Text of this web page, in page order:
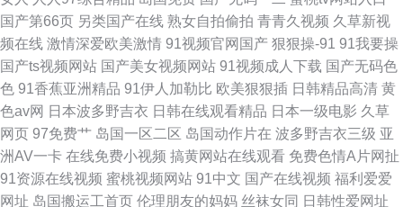
国产第66页 另类国产在线 熟女自拍偷拍 青青久视频 久草新视
频在线 激情深爱欧美激情 91视频官网国产 狠狠操-91 91我要操
国产ts视频网站 国产美女视频网站 91视频成人下载 国产无码色
色 91香蕉亚洲精品 91伊人加勒比 欧美狠狠插 日韩精品高清 黄
色av网 日本波多野吉衣 日韩在线观看精品 日本一级电影 久草
网页 97免费艹 岛国一区二区 岛国动作片在 波多野吉衣三级 亚
洲AV一卡 在线免费小视频 搞黄网站在线观看 免费色情A片网扯
91资源在线视频 蜜桃视频网站 91中文 国产在线视频 福利爱爱
网址 岛国搬运工首页 伦理朋友的妈妈 丝袜女同 日韩性爱网址